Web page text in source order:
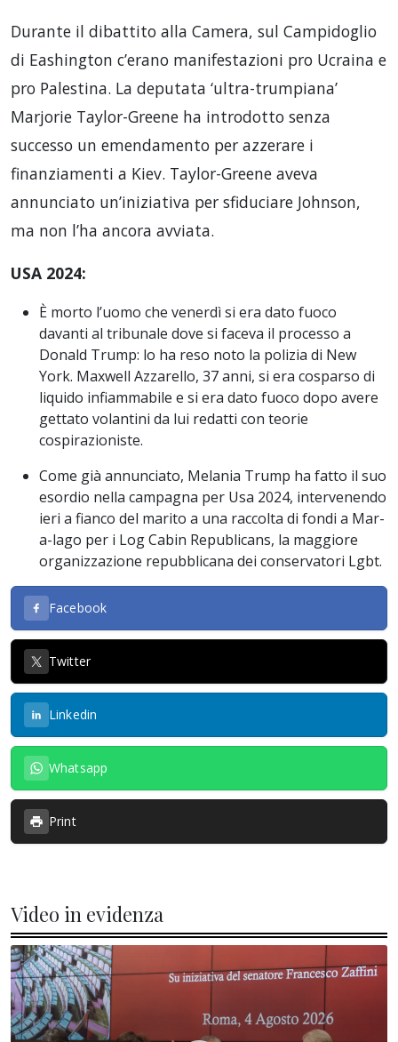
Durante il dibattito alla Camera, sul Campidoglio
di Eashington c’erano manifestazioni pro Ucraina e
pro Palestina. La deputata ‘ultra-trumpiana’
Marjorie Taylor-Greene ha introdotto senza
successo un emendamento per azzerare i
finanziamenti a Kiev. Taylor-Greene aveva
annunciato un’iniziativa per sfiduciare Johnson,
ma non l’ha ancora avviata.
USA 2024:
È morto l’uomo che venerdì si era dato fuoco
davanti al tribunale dove si faceva il processo a
Donald Trump: lo ha reso noto la polizia di New
York. Maxwell Azzarello, 37 anni, si era cosparso di
liquido infiammabile e si era dato fuoco dopo avere
gettato volantini da lui redatti con teorie
cospirazioniste.
Come già annunciato, Melania Trump ha fatto il suo
esordio nella campagna per Usa 2024, intervenendo
ieri a fianco del marito a una raccolta di fondi a Mar-
a-lago per i Log Cabin Republicans, la maggiore
organizzazione repubblicana dei conservatori Lgbt.
Facebook
Twitter
Linkedin
Whatsapp
Print
Video in evidenza